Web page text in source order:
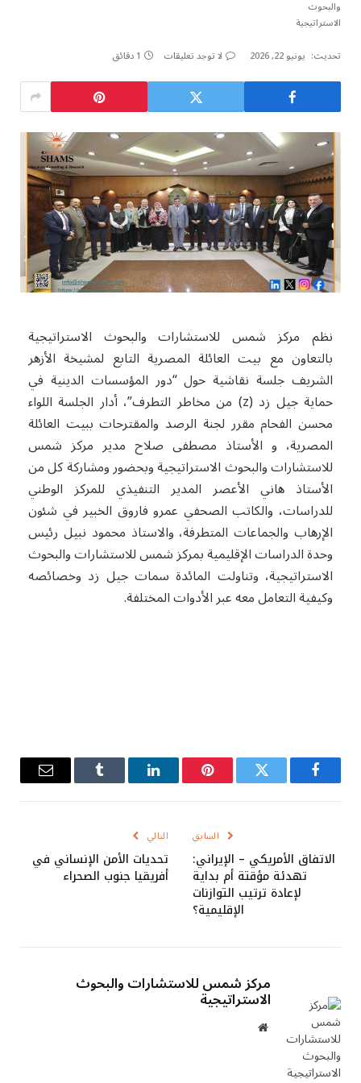
تحديث: يونيو 22, 2026 لا توجد تعليقات 1 دقائق
نظم مركز شمس للاستشارات والبحوث الاستراتيجية
بالتعاون مع بيت العائلة المصرية التابع لمشيخة الأزهر
الشريف جلسة نقاشية حول “دور المؤسسات الدينية في
حماية جيل زد (z) من مخاطر التطرف”، أدار الجلسة اللواء
محسن الفحام مقرر لجنة الرصد والمقترحات ببيت العائلة
المصرية، و الأستاذ مصطفى صلاح مدير مركز شمس
للاستشارات والبحوث الاستراتيجية وبحضور ومشاركة كل من
الأستاذ هاني الأعصر المدير التنفيذي للمركز الوطني
للدراسات، والكاتب الصحفي عمرو فاروق الخبير في شئون
الإرهاب والجماعات المتطرفة، والاستاذ محمود نبيل رئيس
وحدة الدراسات الإقليمية بمركز شمس للاستشارات والبحوث
الاستراتيجية، وتناولت المائدة سمات جيل زد وخصائصه
وكيفية التعامل معه عبر الأدوات المختلفة.
فيسبوك تويتر بينتيريستلينكدإن Tumblr
البريد
السابق
الاتفاق الأمريكي – الإيراني:
تهدئة مؤقتة أم بداية
لإعادة ترتيب التوازنات
الإقليمية؟
التالي
تحديات الأمن الإنساني في
أفريقيا جنوب الصحراء
مركز شمس للاستشارات والبحوث
الاستراتيجية
موقع